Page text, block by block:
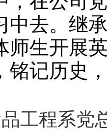
中去。继
师生开展
铭记历史
工程系党